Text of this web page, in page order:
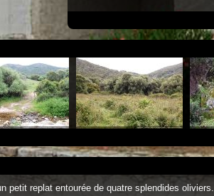
petit replat entourée de quatre splendides oliviers.